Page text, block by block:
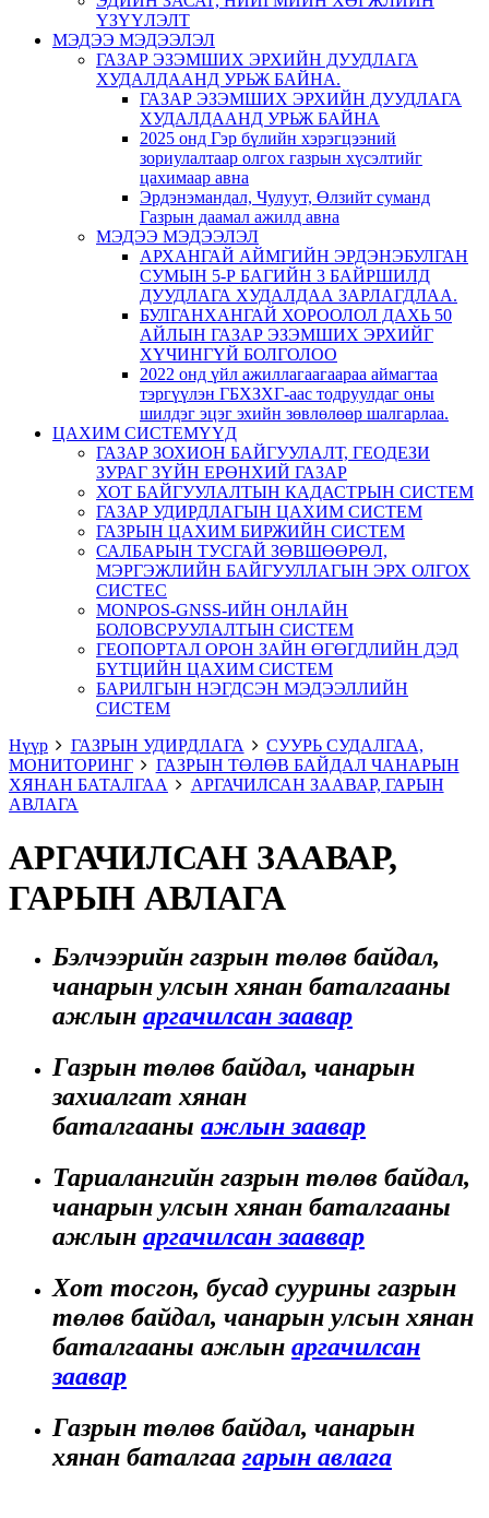
ҮЗҮҮЛЭЛТ
МЭДЭЭ МЭДЭЭЛЭЛ
ГАЗАР ЭЗЭМШИХ ЭРХИЙН ДУУДЛАГА
ХУДАЛДААНД УРЬЖ БАЙНА.
ГАЗАР ЭЗЭМШИХ ЭРХИЙН ДУУДЛАГА
ХУДАЛДААНД УРЬЖ БАЙНА
2025 онд Гэр бүлийн хэрэгцээний
зориулалтаар олгох газрын хүсэлтийг
цахимаар авна
Эрдэнэмандал, Чулуут, Өлзийт суманд
Газрын даамал ажилд авна
МЭДЭЭ МЭДЭЭЛЭЛ
АРХАНГАЙ АЙМГИЙН ЭРДЭНЭБУЛГАН
СУМЫН 5-Р БАГИЙН 3 БАЙРШИЛД
ДУУДЛАГА ХУДАЛДАА ЗАРЛАГДЛАА.
БУЛГАНХАНГАЙ ХОРООЛОЛ ДАХЬ 50
АЙЛЫН ГАЗАР ЭЗЭМШИХ ЭРХИЙГ
ХҮЧИНГҮЙ БОЛГОЛОО
2022 онд үйл ажиллагаагаараа аймагтаа
тэргүүлэн ГБХЗХГ-аас тодруулдаг оны
шилдэг эцэг эхийн зөвлөлөөр шалгарлаа.
ЦАХИМ СИСТЕМҮҮД
ГАЗАР ЗОХИОН БАЙГУУЛАЛТ, ГЕОДЕЗИ
ЗУРАГ ЗҮЙН ЕРӨНХИЙ ГАЗАР
ХОТ БАЙГУУЛАЛТЫН КАДАСТРЫН СИСТЕМ
ГАЗАР УДИРДЛАГЫН ЦАХИМ СИСТЕМ
ГАЗРЫН ЦАХИМ БИРЖИЙН СИСТЕМ
САЛБАРЫН ТУСГАЙ ЗӨВШӨӨРӨЛ,
МЭРГЭЖЛИЙН БАЙГУУЛЛАГЫН ЭРХ ОЛГОХ
СИСТЕС
MONPOS-GNSS-ИЙН ОНЛАЙН
БОЛОВСРУУЛАЛТЫН СИСТЕМ
ГЕОПОРТАЛ ОРОН ЗАЙН ӨГӨГДЛИЙН ДЭД
БҮТЦИЙН ЦАХИМ СИСТЕМ
БАРИЛГЫН НЭГДСЭН МЭДЭЭЛЛИЙН
СИСТЕМ
Нүүр
ГАЗРЫН УДИРДЛАГА
СУУРЬ СУДАЛГАА,
МОНИТОРИНГ
ГАЗРЫН ТӨЛӨВ БАЙДАЛ ЧАНАРЫН
ХЯНАН БАТАЛГАА
АРГАЧИЛСАН ЗААВАР, ГАРЫН
АВЛАГА
АРГАЧИЛСАН ЗААВАР,
ГАРЫН АВЛАГА
Бэлчээрийн газрын төлөв байдал,
чанарын улсын хянан баталгааны
ажлын аргачилсан заавар
Газрын төлөв байдал, чанарын
захиалгат хянан
баталгааны ажлын заавар
Тариалангийн газрын төлөв байдал,
чанарын улсын хянан баталгааны
ажлын аргачилсан зааввар
Хот тосгон, бусад суурины газрын
төлөв байдал, чанарын улсын хянан
баталгааны ажлын аргачилсан
заавар
Газрын төлөв байдал, чанарын
хянан баталгаа гарын авлага